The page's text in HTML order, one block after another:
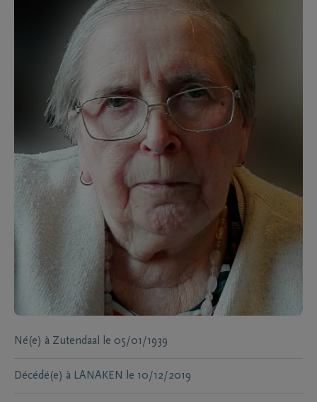
Né(e) à Zutendaal le 05/01/1939
Décédé(e) à LANAKEN le 10/12/2019